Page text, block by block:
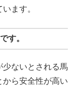
ます。
す。
少ないとされる馬
から安全性が高い